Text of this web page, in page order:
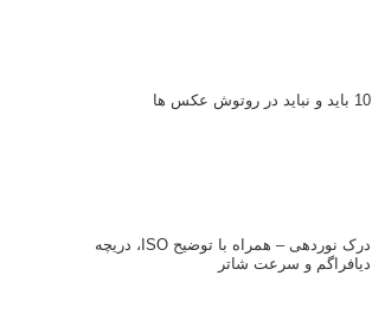
10 باید و نباید در روتوش عکس ها
درک نوردهی – همراه با توضیح ISO، دریچه
دیافراگم و سرعت شاتر